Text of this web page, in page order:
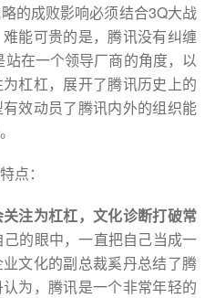
的成败影响必须结合3Q大战
能可贵的是，腾讯没有纠缠
在一个领导厂商的角度，以
杠杠，展开了腾讯历史上的
效动员了腾讯内外的组织能
点：
注为杠杠，文化诊断打破常
的眼中，一直把自己当成一
文化的副总裁奚丹总结了腾
为，腾讯是一个非常年轻的